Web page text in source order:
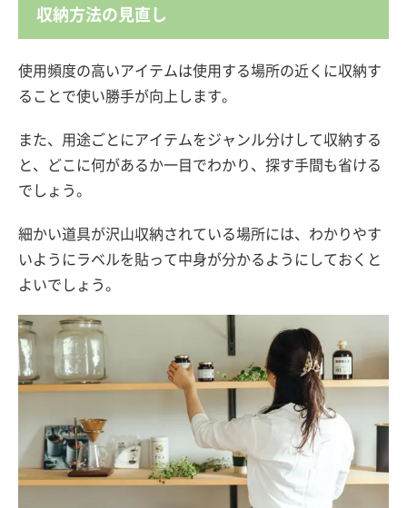
収納方法の見直し
使用頻度の高いアイテムは使用する場所の近くに収納す
ることで使い勝手が向上します。
また、用途ごとにアイテムをジャンル分けして収納する
と、どこに何があるか一目でわかり、探す手間も省ける
でしょう。
細かい道具が沢山収納されている場所には、わかりやす
いようにラベルを貼って中身が分かるようにしておくと
よいでしょう。